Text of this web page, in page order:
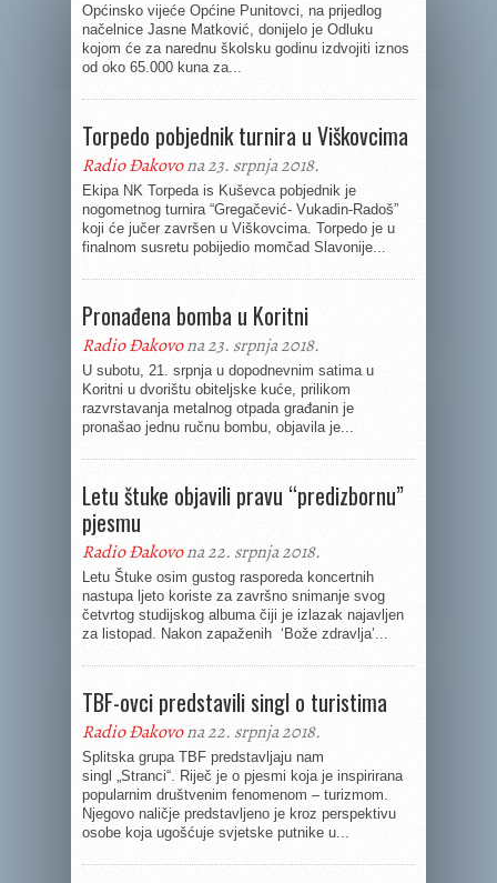
Općinsko vijeće Općine Punitovci, na prijedlog
načelnice Jasne Matković, donijelo je Odluku
kojom će za narednu školsku godinu izdvojiti iznos
od oko 65.000 kuna za...
Torpedo pobjednik turnira u Viškovcima
Radio Đakovona 23. srpnja 2018.
Ekipa NK Torpeda is Kuševca pobjednik je
nogometnog turnira “Gregačević- Vukadin-Radoš”
koji će jučer završen u Viškovcima. Torpedo je u
finalnom susretu pobijedio momčad Slavonije...
Pronađena bomba u Koritni
Radio Đakovona 23. srpnja 2018.
U subotu, 21. srpnja u dopodnevnim satima u
Koritni u dvorištu obiteljske kuće, prilikom
razvrstavanja metalnog otpada građanin je
pronašao jednu ručnu bombu, objavila je...
Letu štuke objavili pravu “predizbornu”
pjesmu
Radio Đakovona 22. srpnja 2018.
Letu Štuke osim gustog rasporeda koncertnih
nastupa ljeto koriste za završno snimanje svog
četvrtog studijskog albuma čiji je izlazak najavljen
za listopad. Nakon zapaženih ‘Bože zdravlja’...
TBF-ovci predstavili singl o turistima
Radio Đakovona 22. srpnja 2018.
Splitska grupa TBF predstavljaju nam
singl „Stranci“. Riječ je o pjesmi koja je inspirirana
popularnim društvenim fenomenom – turizmom.
Njegovo naličje predstavljeno je kroz perspektivu
osobe koja ugošćuje svjetske putnike u...